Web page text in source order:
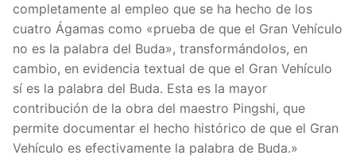
completamente al empleo que se ha hecho de los
cuatro Ágamas como «prueba de que el Gran Vehículo
no es la palabra del Buda», transformándolos, en
cambio, en evidencia textual de que el Gran Vehículo
sí es la palabra del Buda. Esta es la mayor
contribución de la obra del maestro Pingshi, que
permite documentar el hecho histórico de que el Gran
Vehículo es efectivamente la palabra de Buda.»